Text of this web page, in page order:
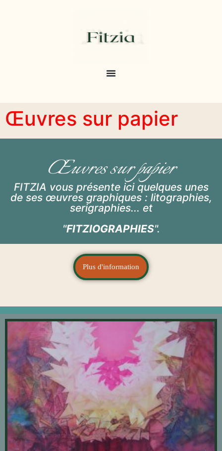
Œuvres sur papier
Œuvres sur papier
FITZIA vous présente ici quelques unes
de ses œuvres graphiques : litographies,
serigraphies... et
"FITZIOGRAPHIES".
Plus d'information